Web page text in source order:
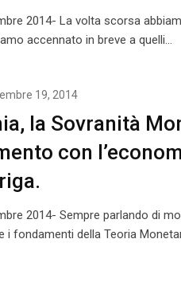
2014- La volta scorsa
accennato in breve a quelli…
19, 2014
la Sovranità
con
2014- Sempre parlando di
i fondamenti della Teoria